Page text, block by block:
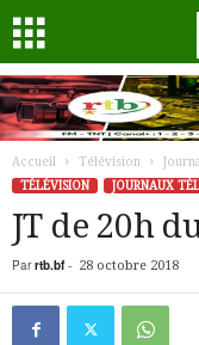
Accueil Télévision
TÉLÉVISION
JOURNAUX
JT de 20h
Par rtb.bf- 28 octobre 2018